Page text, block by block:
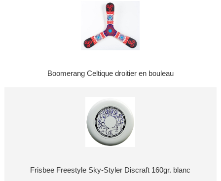
Boomerang Celtique droitier en bouleau
Frisbee Freestyle Sky-Styler Discraft 160gr. blanc